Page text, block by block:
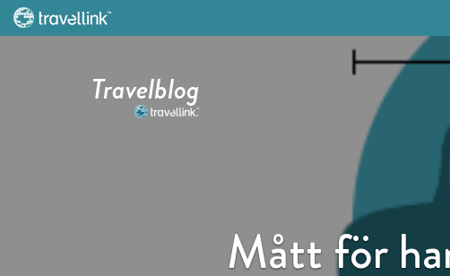
Travelblog
Mått för